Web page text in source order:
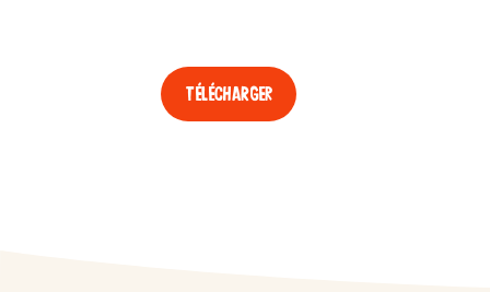
Télécharger